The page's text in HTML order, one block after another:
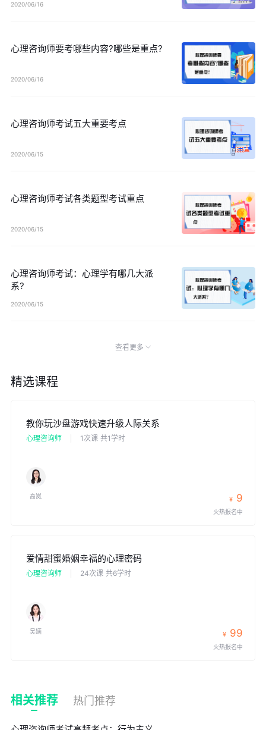
2020/06/16
心理咨询师要考哪些内容?哪些是重点?
2020/06/16
心理咨询师考试五大重要考点
2020/06/15
心理咨询师考试各类题型考试重点
2020/06/15
心理咨询师考试：心理学有哪几大派
系?
2020/06/15
查看更多
精选课程
教你玩沙盘游戏快速升级人际关系
心理咨询师 1次课 共1学时
高岚 ¥ 9
火热报名中
爱情甜蜜婚姻幸福的心理密码
心理咨询师 24次课 共6学时
吴婳 ¥ 99
火热报名中
相关推荐 热门推荐